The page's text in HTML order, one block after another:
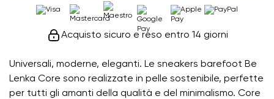
Universali, moderne, eleganti. Le sneakers barefoot Be
Lenka Core sono realizzate in pelle sostenibile, perfette
per tutti gli amanti della qualità e del minimalismo. Core
Acquisto sicuro e reso entro 14 giorni